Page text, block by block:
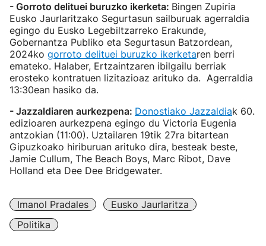
- Gorroto delituei buruzko ikerketa: Bingen Zupiria
Eusko Jaurlaritzako Segurtasun sailburuak agerraldia
egingo du Eusko Legebiltzarreko Erakunde,
Gobernantza Publiko eta Segurtasun Batzordean,
2024ko gorroto delituei buruzko ikerketaren berri
emateko. Halaber, Ertzaintzaren ibilgailu berriak
erosteko kontratuen lizitazioaz arituko da. Agerraldia
13:30ean hasiko da.
- Jazzaldiaren aurkezpena: Donostiako Jazzaldiak 60.
edizioaren aurkezpena egingo du Victoria Eugenia
antzokian (11:00). Uztailaren 19tik 27ra bitartean
Gipuzkoako hiriburuan arituko dira, besteak beste,
Jamie Cullum, The Beach Boys, Marc Ribot, Dave
Holland eta Dee Dee Bridgewater.
Imanol Pradales
Eusko Jaurlaritza
Politika